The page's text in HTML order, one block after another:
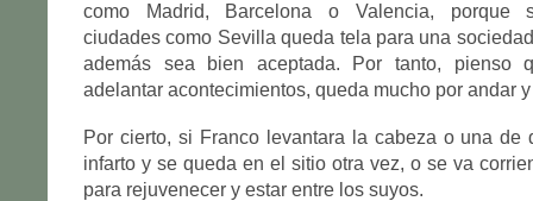
como Madrid, Barcelona o Valencia, porque
ciudades como Sevilla queda tela para una
además sea bien aceptada. Por tanto, pienso
adelantar acontecimientos, queda mucho por andar
Por cierto, si Franco levantara la cabeza o una de
infarto y se queda en el sitio otra vez, o se va
para rejuvenecer y estar entre los suyos.